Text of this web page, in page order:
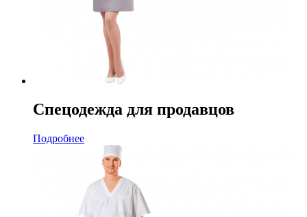
Спецодежда для продавцов
Подробнее